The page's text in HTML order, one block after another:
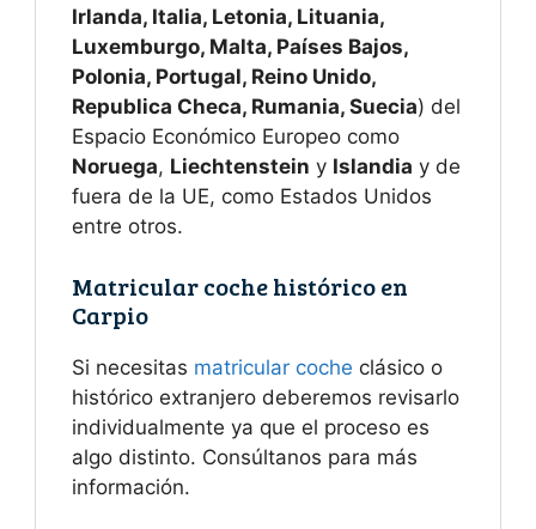
Irlanda, Italia, Letonia, Lituania,
Luxemburgo, Malta, Países Bajos,
Polonia, Portugal, Reino Unido,
Republica Checa, Rumania, Suecia) del
Espacio Económico Europeo como
Noruega, Liechtenstein y Islandia y de
fuera de la UE, como Estados Unidos
entre otros.
Matricular coche histórico en
Carpio
Si necesitas matricular coche clásico o
histórico extranjero deberemos revisarlo
individualmente ya que el proceso es
algo distinto. Consúltanos para más
información.